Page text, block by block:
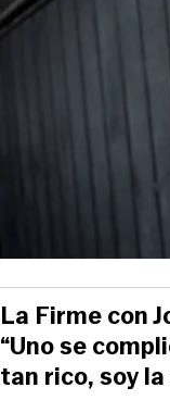
La Firme con
“Uno se
tan rico, soy